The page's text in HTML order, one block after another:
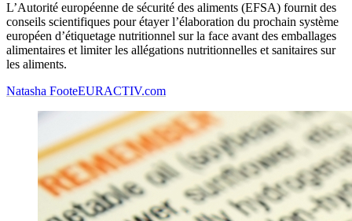
L’Autorité européenne de sécurité des aliments (EFSA) fournit des
conseils scientifiques pour étayer l’élaboration du prochain système
européen d’étiquetage nutritionnel sur la face avant des emballages
alimentaires et limiter les allégations nutritionnelles et sanitaires sur
les aliments.
Natasha FooteEURACTIV.com